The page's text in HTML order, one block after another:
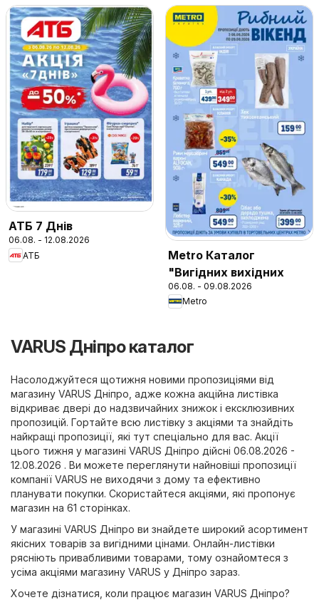
АТБ 7 Днів
06.08. - 12.08.2026
АТБ
Metro Каталог
"Вигідних вихідних
06.08. - 09.08.2026
Metro
VARUS Дніпро каталог
Насолоджуйтеся щотижня новими пропозиціями від
магазину VARUS Дніпро, адже кожна акційна листівка
відкриває двері до надзвичайних знижок і ексклюзивних
пропозицій. Гортайте всю листівку з акціями та знайдіть
найкращі пропозиції, які тут спеціально для вас. Акції
цього тижня у магазині VARUS Дніпро дійсні 06.08.2026 -
12.08.2026 . Ви можете переглянути найновіші пропозиції
компанії VARUS не виходячи з дому та ефективно
планувати покупки. Скористайтеся акціями, які пропонує
магазин на 61 сторінках.
У магазині VARUS Дніпро ви знайдете широкий асортимент
якісних товарів за вигідними цінами. Онлайн-листівки
рясніють привабливими товарами, тому ознайомтеся з
усіма акціями магазину VARUS у Дніпро зараз.
Хочете дізнатися, коли працює магазин VARUS Дніпро?